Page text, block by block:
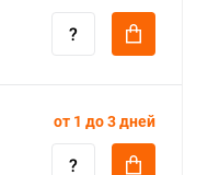
от 1 до 3 дней